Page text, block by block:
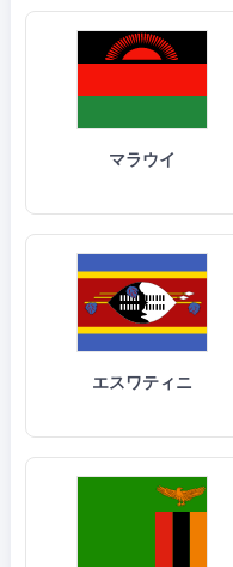
マラウイ
エスワティニ